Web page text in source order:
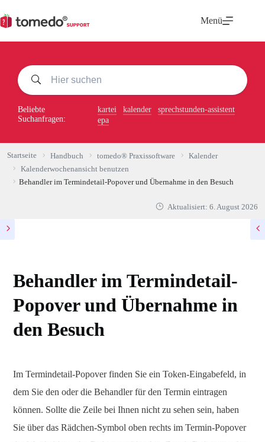
Inhalt
springen
Menü
Beliebte
Suchanfragen:
kartei kalender
sprechstunden-assistent
epa
Startseite Handbuch tomedo® Praxissoftware
Kalender
Kalenderwochenansicht benutzen
Behandler im Termindetail-Popover und Übernahme in den Besuch
Aktualisiert: 6. August 2026
Behandler im Termindetail-
Popover und Übernahme in
den Besuch
Im Termindetail-Popover finden Sie ein Token-Eingabefeld, in
dem Sie den oder die Behandler für den Termin eintragen
können. Sollte die Zeile bei Ihnen nicht zu sehen sein, haben
Sie über das Rädchen-Symbol oben rechts im Termin-Popover